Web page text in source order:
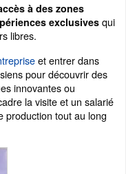
à des zones
exclusives qui
libres.
et entrer dans
pour découvrir des
innovantes ou
la visite et un salarié
production tout au long